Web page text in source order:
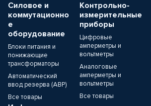
Силовое и
коммутационно
е
оборудование
Блоки питания и
понижающие
трансформаторы
Автоматический
ввод резерва (АВР)
Все товары
Контрольно-
измерительные
приборы
Цифровые
амперметры и
вольтметры
Аналоговые
амперметры и
вольтметры
Все товары